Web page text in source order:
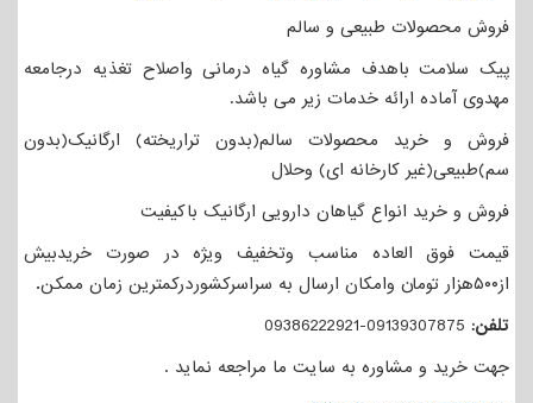
فروش محصولات طبیعی و سالم
پیک سلامت باهدف مشاوره گیاه درمانی واصلاح تغذیه درجامعه
مهدوی آماده ارائه خدمات زیر می باشد.
فروش و خرید محصولات سالم(بدون تراریخته) ارگانیک(بدون
سم)طبیعی(غیر کارخانه ای) وحلال
فروش و خرید انواع گیاهان دارویی ارگانیک باکیفیت
قیمت فوق العاده مناسب وتخفیف ویژه در صورت خریدبیش
از۵۰۰هزار تومان وامکان ارسال به سراسرکشوردرکمترین زمان ممکن
.
تلفن: 09139307875-09386222921
جهت خرید و مشاوره به سایت ما مراجعه نماید .